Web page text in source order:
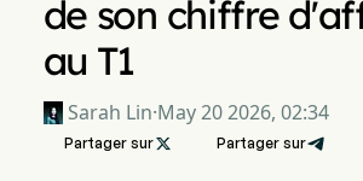
de son chiffre
au T1
Sarah Lin·May 20 2026, 02:34
Partager sur Partager sur